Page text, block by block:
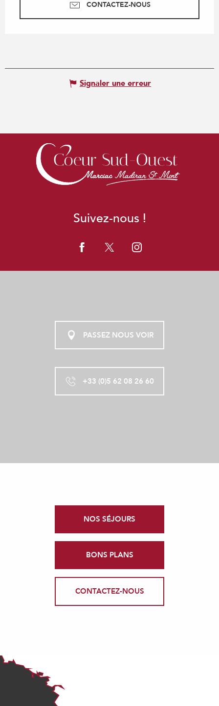
CONTACTEZ-NOUS
Signaler une erreur
Suivez-nous !
PASSEZ NOUS VOIR
+33 (0)5 62 08 26 60
NOS SÉJOURS
BONS PLANS
CONTACTEZ-NOUS